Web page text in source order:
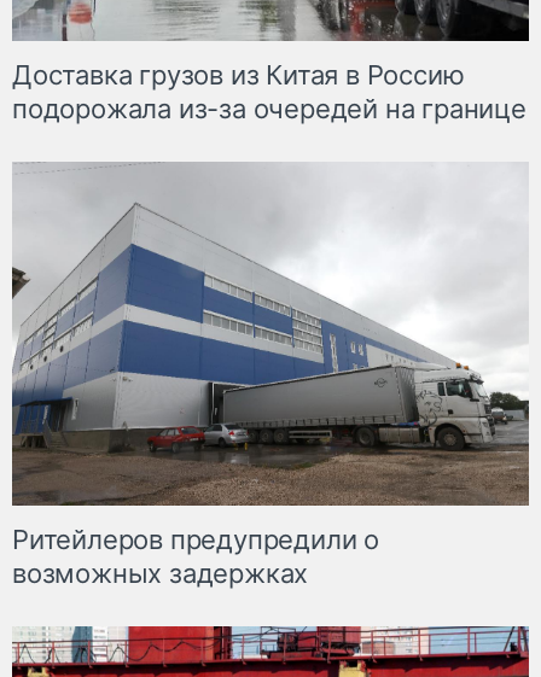
Доставка грузов из Китая в Россию
подорожала из-за очередей на границе
Ритейлеров предупредили о
возможных задержках